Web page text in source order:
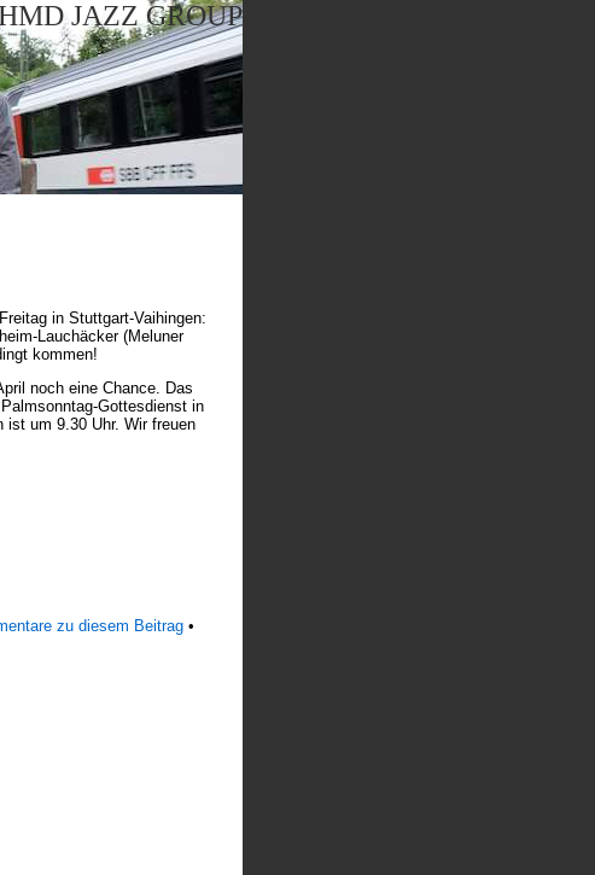
JAZZ GROUP
in Stuttgart-Vaihingen:
Lauchäcker (Meluner
kommen!
noch eine Chance. Das
Gottesdienst in
ist um 9.30 Uhr. Wir freuen
zu diesem Beitrag •